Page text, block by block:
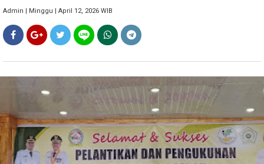
Admin | Minggu | April 12, 2026 WIB